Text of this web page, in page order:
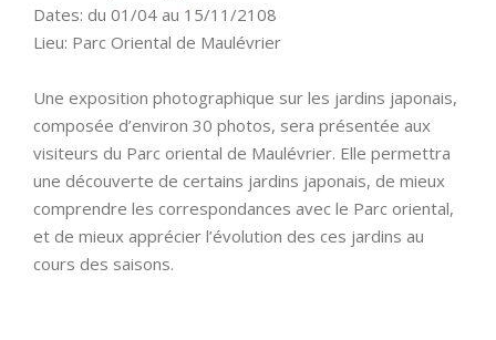
Dates: du 01/04 au 15/11/2108
Lieu: Parc Oriental de Maulévrier
Une exposition photographique sur les jardins japonais,
composée d’environ 30 photos, sera présentée aux
visiteurs du Parc oriental de Maulévrier. Elle permettra
une découverte de certains jardins japonais, de mieux
comprendre les correspondances avec le Parc oriental,
et de mieux apprécier l’évolution des ces jardins au
cours des saisons.